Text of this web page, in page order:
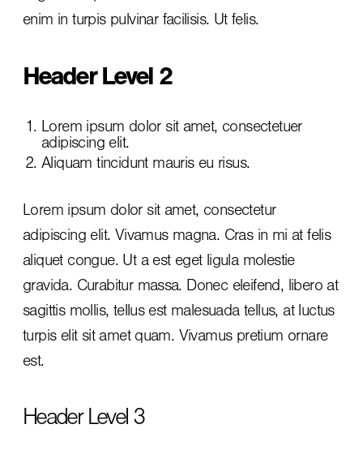
enim in turpis pulvinar facilisis. Ut felis.
Header Level 2
Lorem ipsum dolor sit amet, consectetuer
adipiscing elit.
Aliquam tincidunt mauris eu risus.
Lorem ipsum dolor sit amet, consectetur
adipiscing elit. Vivamus magna. Cras in mi at felis
aliquet congue. Ut a est eget ligula molestie
gravida. Curabitur massa. Donec eleifend, libero at
sagittis mollis, tellus est malesuada tellus, at luctus
turpis elit sit amet quam. Vivamus pretium ornare
est.
Header Level 3